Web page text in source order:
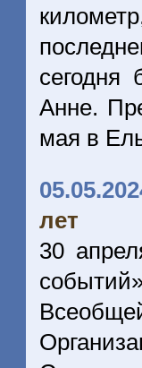
сегодня
Анне.
мая в
лет
30